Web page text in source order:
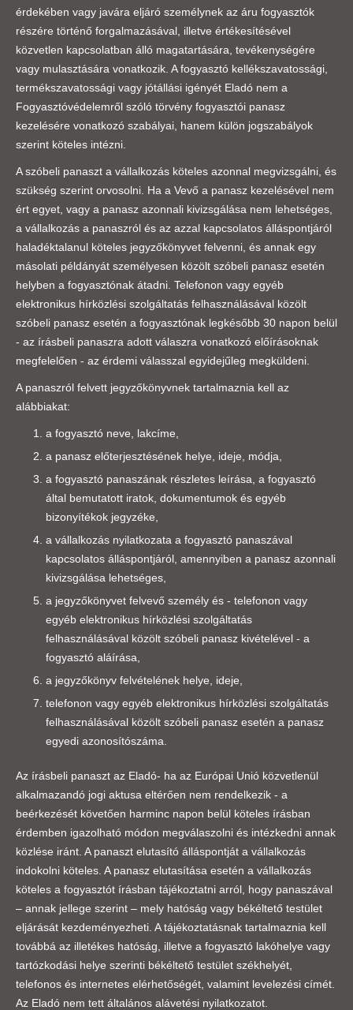
érdekében vagy javára eljáró személynek az áru fogyasztók
részére történő forgalmazásával, illetve értékesítésével
közvetlen kapcsolatban álló magatartására, tevékenységére
vagy mulasztására vonatkozik. A fogyasztó kellékszavatossági,
termékszavatossági vagy jótállási igényét Eladó nem a
Fogyasztóvédelemről szóló törvény fogyasztói panasz
kezelésére vonatkozó szabályai, hanem külön jogszabályok
szerint köteles intézni.
A szóbeli panaszt a vállalkozás köteles azonnal megvizsgálni, és
szükség szerint orvosolni. Ha a Vevő a panasz kezelésével nem
ért egyet, vagy a panasz azonnali kivizsgálása nem lehetséges,
a vállalkozás a panaszról és az azzal kapcsolatos álláspontjáról
haladéktalanul köteles jegyzőkönyvet felvenni, és annak egy
másolati példányát személyesen közölt szóbeli panasz esetén
helyben a fogyasztónak átadni. Telefonon vagy egyéb
elektronikus hírközlési szolgáltatás felhasználásával közölt
szóbeli panasz esetén a fogyasztónak legkésőbb 30 napon belül
- az írásbeli panaszra adott válaszra vonatkozó előírásoknak
megfelelően - az érdemi válasszal egyidejűleg megküldeni.
A panaszról felvett jegyzőkönyvnek tartalmaznia kell az
alábbiakat:
a fogyasztó neve, lakcíme,
a panasz előterjesztésének helye, ideje, módja,
a fogyasztó panaszának részletes leírása, a fogyasztó
által bemutatott iratok, dokumentumok és egyéb
bizonyítékok jegyzéke,
a vállalkozás nyilatkozata a fogyasztó panaszával
kapcsolatos álláspontjáról, amennyiben a panasz azonnali
kivizsgálása lehetséges,
a jegyzőkönyvet felvevő személy és - telefonon vagy
egyéb elektronikus hírközlési szolgáltatás
felhasználásával közölt szóbeli panasz kivételével - a
fogyasztó aláírása,
a jegyzőkönyv felvételének helye, ideje,
telefonon vagy egyéb elektronikus hírközlési szolgáltatás
felhasználásával közölt szóbeli panasz esetén a panasz
egyedi azonosítószáma.
Az írásbeli panaszt az Eladó- ha az Európai Unió közvetlenül
alkalmazandó jogi aktusa eltérően nem rendelkezik - a
beérkezését követően harminc napon belül köteles írásban
érdemben igazolható módon megválaszolni és intézkedni annak
közlése iránt. A panaszt elutasító álláspontját a vállalkozás
indokolni köteles. A panasz elutasítása esetén a vállalkozás
köteles a fogyasztót írásban tájékoztatni arról, hogy panaszával
– annak jellege szerint – mely hatóság vagy békéltető testület
eljárását kezdeményezheti. A tájékoztatásnak tartalmaznia kell
továbbá az illetékes hatóság, illetve a fogyasztó lakóhelye vagy
tartózkodási helye szerinti békéltető testület székhelyét,
telefonos és internetes elérhetőségét, valamint levelezési címét.
Az Eladó nem tett általános alávetési nyilatkozatot.